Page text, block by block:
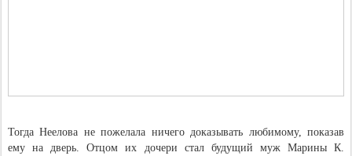
Тогда Неелова не пожелала ничего доказывать любимому, показав
ему на дверь. Отцом их дочери стал будущий муж Марины К.